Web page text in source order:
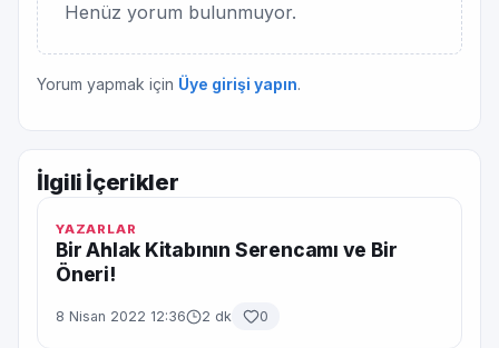
Henüz yorum bulunmuyor.
Yorum yapmak için Üye girişi yapın.
İlgili İçerikler
YAZARLAR
Bir Ahlak Kitabının Serencamı ve Bir
Öneri!
8 Nisan 2022 12:36 2 dk 0